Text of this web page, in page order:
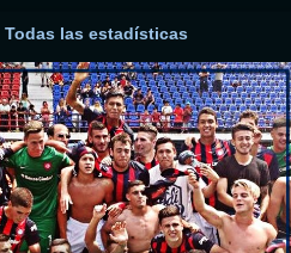
Todas las estadísticas